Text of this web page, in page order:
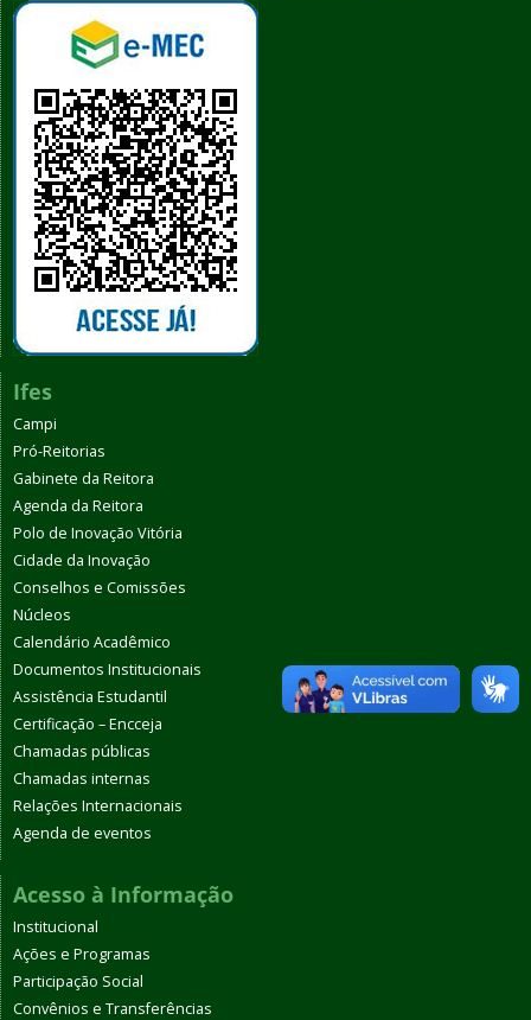
Ifes
Campi
Pró-Reitorias
Gabinete da Reitora
Agenda da Reitora
Polo de Inovação Vitória
Cidade da Inovação
Conselhos e Comissões
Núcleos
Calendário Acadêmico
Documentos Institucionais
Assistência Estudantil
Certificação – Encceja
Chamadas públicas
Chamadas internas
Relações Internacionais
Agenda de eventos
Acesso à Informação
Institucional
Ações e Programas
Participação Social
Convênios e Transferências